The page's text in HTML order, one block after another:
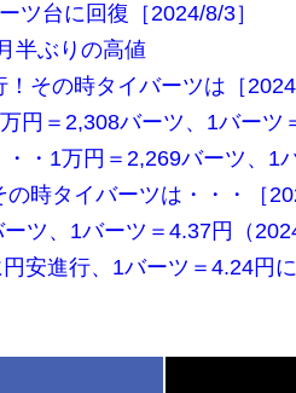
ツ台に回復［2024/8/3］
半ぶりの高値
その時タイバーツは［
円＝2,308バーツ、1バーツ
・1万円＝2,269バーツ、1
時タイバーツは・・・［
ツ、1バーツ＝4.37円（
安進行、1バーツ＝4.24円に